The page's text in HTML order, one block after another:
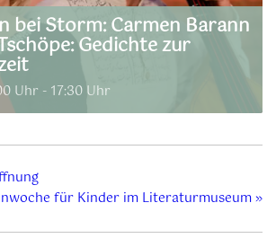
bei Storm: Carmen Barann
Gedichte zur
Uhr - 17:30 Uhr
für Kinder im Literaturmuseum»